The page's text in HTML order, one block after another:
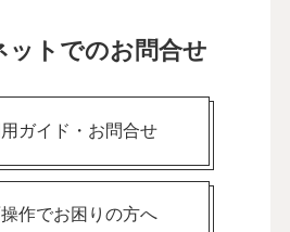
ットでのお問合せ
ガイド・お問合せ
作でお困りの方へ